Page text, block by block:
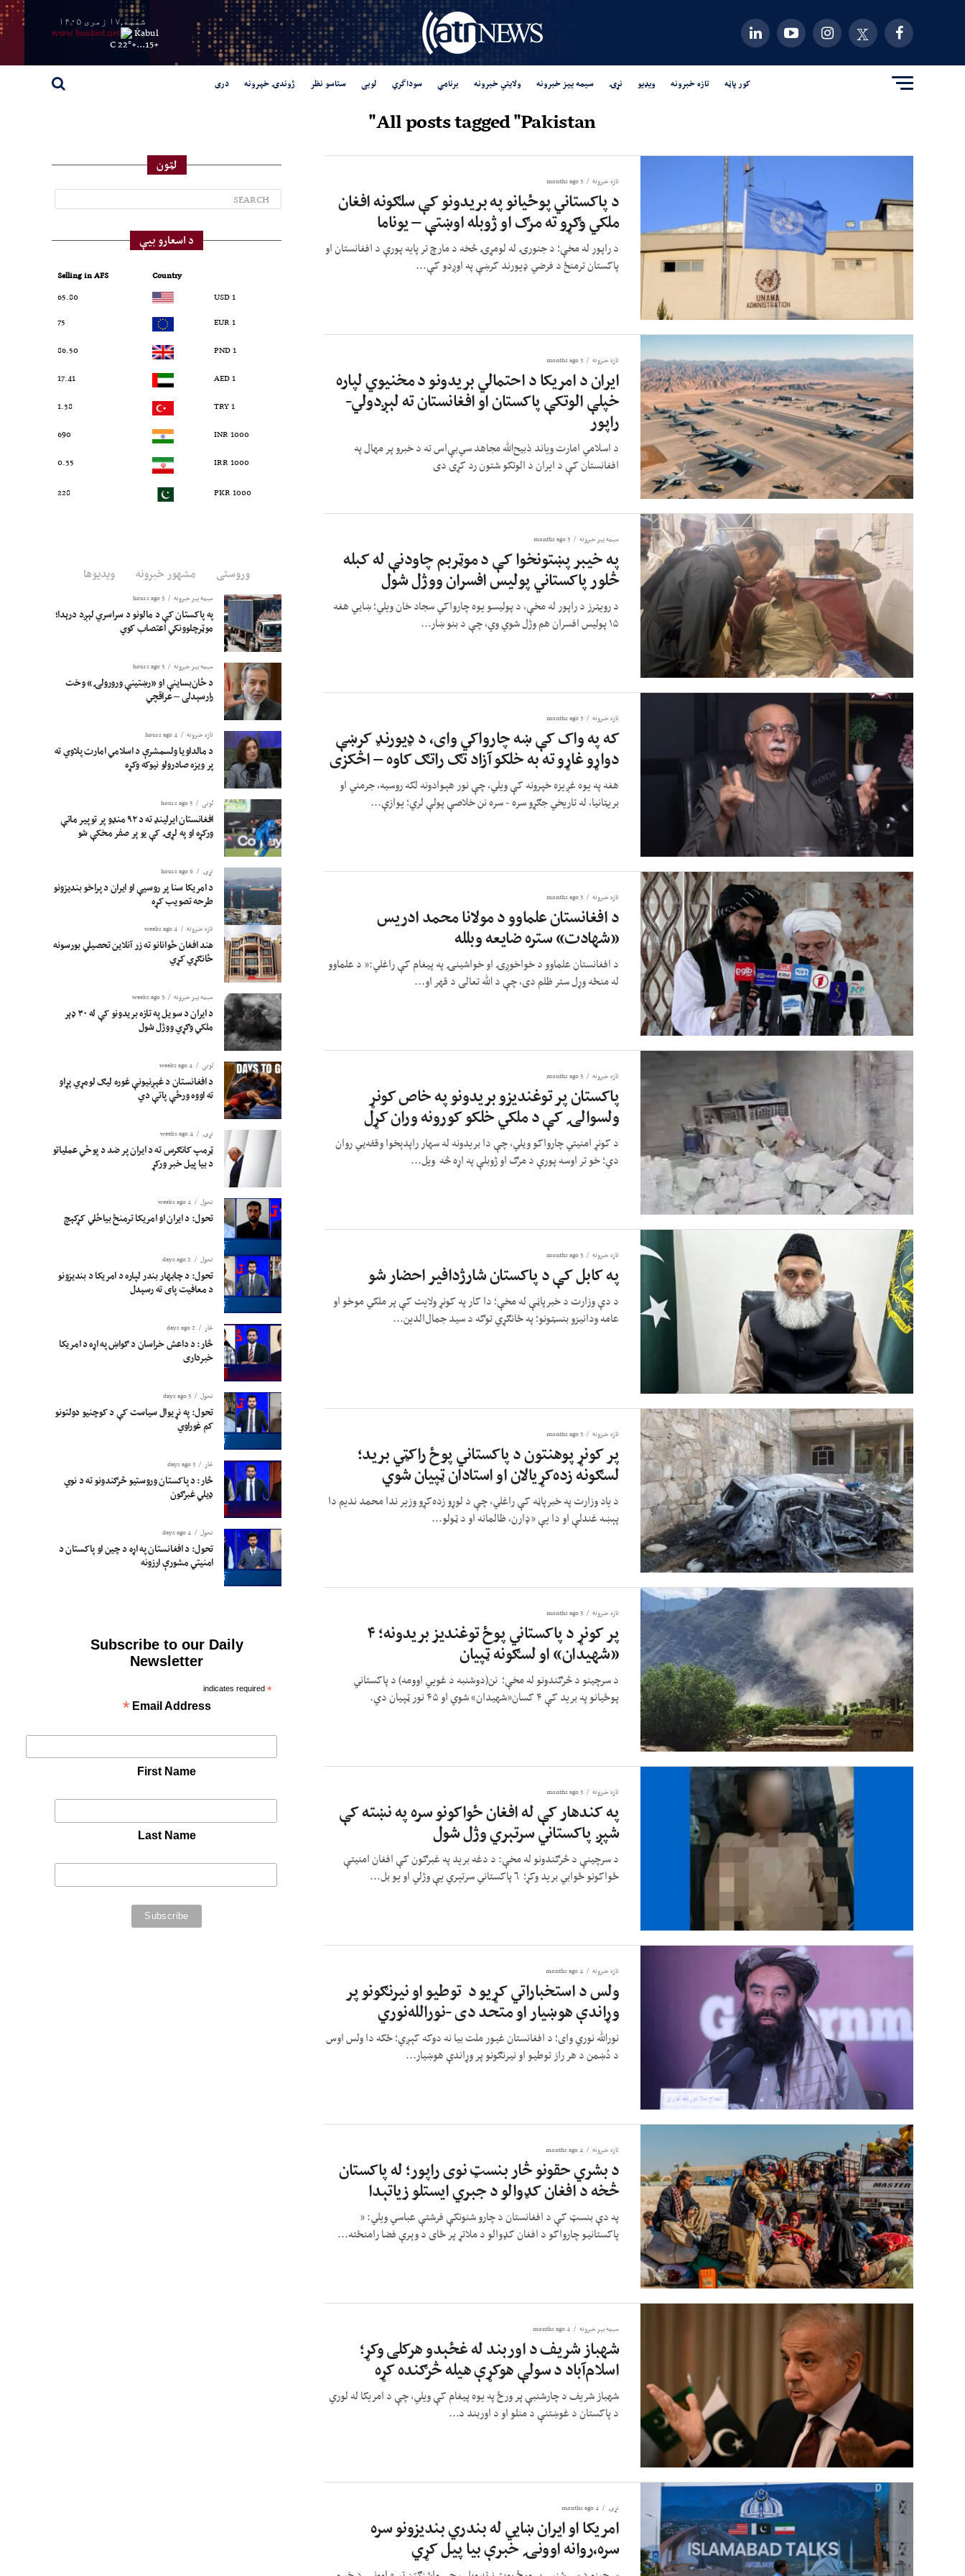
شنبه,۱۷ زمری ۱۴۰۵
Kabul
+
15...
+
22° C
کور پاڼه تازه خبرونه ویډیو نړۍ سیمه ییز خبرونه ولایتي خبرونه برنامې سوداگري لوبی ستاسو نظر ژوندۍ خپرونه دری
All posts tagged "Pakistan"
تازه خبرونه 3 months ago
د پاکستاني پوځیانو په بریدونو کې سلګونه افغان
ملکي وګړو ته مرګ او ژوبله اوښتې – یوناما
د راپور له مخې؛ د جنورۍ له لومړۍ څخه د مارچ تر پایه پورې د افغانستان او
پاکستان ترمنځ د فرضي ډیورند کرښې په اوږدو کې...
تازه خبرونه 3 months ago
ایران د امریکا د احتمالي بریدونو د مخنیوي لپاره
خپلې الوتکې پاکستان او افغانستان ته لېږدولي-
راپور
د اسلامي امارت ویاند ذبیح‌الله مجاهد سي‌بې‌اس ته د خبرو پر مهال په
افغانستان کې د ایران د الوتکو شتون رد کړی دی
سیمه ییز خبرونه 3 months ago
په خیبر پښتونخوا کې د موټربم چاودنې له کبله
څلور پاکستاني پولیس افسران ووژل شول
د رویټرز د راپور له مخې، د پولیسو یوه چارواکي سجاد خان ویلي؛ ښايي هغه
۱۵ پولیس افسران هم وژل شوي وي، چې د بنو ښار...
تازه خبرونه 3 months ago
که په واک کې ښه چارواکي وای، د ډیورنډ کرښې
دواړو غاړو ته به خلکو آزاد تګ راتګ کاوه – اڅکزی
هغه په ​​یوه غږیزه خپرونه کې ویلي، چې نور هېوادونه لکه روسیه، جرمني او
بریټانیا، له تاریخي جګړو سره - سره نن خلاصې پولې لري؛ یوازې...
تازه خبرونه 3 months ago
د افغانستان علماوو د مولانا محمد ادریس
«شهادت» ستره ضایعه وبلله
د افغانستان علماوو د خواخوږۍ او خواشینۍ په پیغام کې راغلي:« د علماوو
له منځه وړل ستر ظلم دی، چې د الله تعالی د قهر او...
تازه خبرونه 3 months ago
پاکستان پر توغندیزو بریدونو په خاص کونړ
ولسوالۍ کې د ملکي خلکو کورونه وران کړل
د کونړ امنیتي چارواکو ويلي، چې دا بریدونه له سهار راپدېخوا وقفه‌يي روان
دي؛ خو تر اوسه پورې د مرګ او ژوبلې په اړه څه ویل...
تازه خبرونه 3 months ago
په کابل کې د پاکستان شارژدافیر احضار شو
د دې وزارت د خبرپاڼې له مخې؛ دا کار په کونړ ولایت کې پر ملکي موخو او
عامه ودانیزو بنسټونو؛ په ځانګړي توګه د سید جمال‌الدین...
تازه خبرونه 3 months ago
پر کونړ پوهنتون د پاکستاني پوځ راکټي برید؛
لسګونه زده‌کړیالان او استادان ټپیان شوي
د یاد وزارت په خبرپاڼه کې راغلي، چې د لوړو زده‌کړو وزیر ندا محمد ندیم دا
پېښه غندلې او دا یې «ډارن، ظالمانه او د ټولو...
تازه خبرونه 3 months ago
پر کونړ د پاکستاني پوځ توغندیز بریدونه؛ ۴
«شهیدان» او لسګونه ټپیان
د سرچینو د څرګندونو له مخې؛ نن(دوشنبه د غویي اوومه) د پاکستاني
پوځیانو په برید کې ۴ کسان«شهیدان» شوي او ۴۵ نور ټپیان دي.
تازه خبرونه 3 months ago
په کندهار کې له افغان ځواکونو سره په نښته کې
شپږ پاکستاني سرتېري وژل شول
د سرچینې د څرګندونو له مخې: د دغه برید په غبرګون کې افغان امنیتې
ځواکونو ځوابي برید وکړ؛ ٦ پاکستاني سرتېري یې وژلي او یو بل...
تازه خبرونه 4 months ago
ولس د استخباراتي کړیو د توطیو او نیرنګونو پر
وړاندې هوښیار او متحد دی -نورالله‌نوري
نورالله نوري وای؛ د افغانستان غیور ملت بیا نه دوکه کېږي؛ ځکه دا ولس اوس
د دُښمن د هر راز توطیو او نیرنګونو پر وړاندې هوښیار...
تازه خبرونه 4 months ago
د بشري حقونو څار بنسټ نوی راپور؛ له پاکستان
څخه د افغان کډوالو د جبري ایستلو زیاتېدا
په دې بنسټ کې د افغانستان د چارو شنونکې فرشتې عباسي ویلي: «
پاکستانيو چارواکو د افغان کډوالو د ملاتړ پر ځای د وېرې فضا رامنځته...
سیمه ییز خبرونه 4 months ago
شهباز شریف د اوربند له غځېدو هرکلی وکړ؛
اسلام‌آباد د سولې هوکړې هیله څرګنده کړه
شهباز شریف د چارشنبې پر ورځ په یوه پیغام کې ویلي، چې د امریکا له لوري
د پاکستان د غوښتنې د منلو او د اوربند د...
نړۍ 4 months ago
امریکا او ایران ښايي له بندري بندیزونو سره
سره،روانه اوونۍ خبرې بیا پیل کړي
لټون
د اسعارو بیې
Country
Selling in AFS
1 USD
65.80
1 EUR
75
1 PND
86.50
1 AED
17.41
1 TRY
1.38
1000 INR
690
1000 IRR
0.35
1000 PKR
228
وروستی مشهور خبرونه ویدیوها
سیمه ییز خبرونه 3 hours ago
په پاکستان کې د مالونو د سراسري لېږد درېدا؛
موټرچلوونکي اعتصاب کوي
سیمه ییز خبرونه 3 hours ago
د ځان‌بساینې او «رښتینې ورورولۍ» وخت
رارسېدلی – عراقچي
تازه خبرونه 4 hours ago
د مالداویا ولسمشرې د اسلامي امارت پلاوي ته
پر ویزه صادرولو نیوکه وکړه
لوبی 5 hours ago
افغانستان ایرلینډ ته د ۹۲ منډو پر توپیر ماتې
ورکړه او په لړۍ کې یو پر صفر مخکې شو
نړۍ 6 hours ago
د امریکا سنا پر روسیې او ایران د پراخو بندیزونو
طرحه تصویب کړه
تازه خبرونه 4 weeks ago
هند افغان ځوانانو ته زر آنلاین تحصیلي بورسونه
ځانګړي کړي
سیمه ییز خبرونه 3 weeks ago
د ایران د سویل په تازه بریدونو کې له ۳۰ ډېر
ملکي وګړي ووژل شول
لوبی 4 weeks ago
د افغانستان د غېږنیونې غوره لیګ لومړي پړاو
ته اووه ورځې پاتې دي
نړۍ 4 weeks ago
ټرمپ کانګرس ته د ایران پر ضد د پوځي عملیاتو
د بیا پیل خبر ورکړ
تحول 4 weeks ago
تحول: د ایران او امریکا ترمنځ بیاځلي کړکېچ
تحول 2 days ago
تحول: د چابهار بندر لپاره د امریکا د بندیزونو
د معافیت پای ته رسېدل
څار 2 days ago
څار: د داعش خراسان د ګواښ په اړه د امریکا
خبرداری
تحول 3 days ago
تحول: په نړیوال سیاست کې د کوچنیو دولتونو
کم غوراوي
څار 3 days ago
څار: د پاکستان وروستیو څرګندونو ته د نوي
ډیلي غبرګون
تحول 4 days ago
تحول: د افغانستان په اړه د چین او پاکستان د
امنیتي مشورې ارزونه
Subscribe to our Daily
Newsletter
*
indicates required
Email Address
*
First Name
Last Name